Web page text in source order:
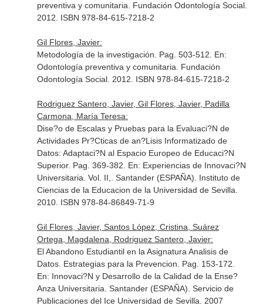
preventiva y comunitaria . Fundación Odontología Social.
2012. ISBN 978-84-615-7218-2
Gil Flores, Javier:
Metodología de la investigación. Pag. 503-512. En:
Odontología preventiva y comunitaria . Fundación
Odontología Social. 2012. ISBN 978-84-615-7218-2
Rodriguez Santero, Javier, Gil Flores, Javier, Padilla
Carmona, María Teresa:
Dise?o de Escalas y Pruebas para la Evaluaci?N de
Actividades Pr?Cticas de an?Lisis Informatizado de
Datos: Adaptaci?N al Espacio Europeo de Educaci?N
Superior. Pag. 369-382. En: Experiencias de Innovaci?N
Universitaria. Vol. II,
. Santander (ESPAÑA). Instituto de
Ciencias de la Educacion de la Universidad de Sevilla.
2010. ISBN 978-84-86849-71-9
Gil Flores, Javier, Santos López, Cristina, Suárez
Ortega, Magdalena, Rodriguez Santero, Javier:
El Abandono Estudiantil en la Asignatura Analisis de
Datos. Estrategias para la Prevencion. Pag. 153-172.
En: Innovaci?N y Desarrollo de la Calidad de la Ense?
Anza Universitaria . Santander (ESPAÑA). Servicio de
Publicaciones del Ice Universidad de Sevilla. 2007